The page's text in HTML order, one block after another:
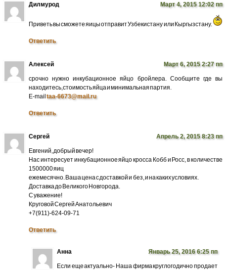
Дилмурод Март 4, 2015 12:02 пп
Приветь вы сможете яицы отправит Узбекистану или Кыргызстану.
Ответить
Алексей Март 6, 2015 2:27 пп
срочно нужно инкубационное яйцо бройлера. Сообщите где вы
находитесь,стоимость яйца и минимальная партия.
E-mailtaa-6673@mail.ru
Ответить
Сергей Апрель 2, 2015 8:23 пп
Евгений, добрый вечер!
Нас интересует инкубационное яйцо кросса Кобб и Росс, в количестве
1500000 яиц
ежемесячно. Ваша цена с доставкой и без, и на каких условиях.
Доставка до Великого Новгорода.
С уважение!
Круговой Сергей Анатольевич
+7(911)-624-09-71
Ответить
Анна Январь 25, 2016 6:25 пп
Если еще актуально- Наша фирма круглогодично продает